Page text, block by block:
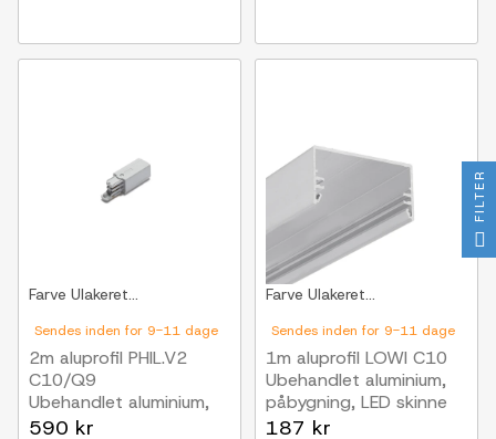
Sendes inden for 9-11 dage
Farve Ulakeret...
2m aluprofil PHIL.V2
C10/Q9
Ubehandlet aluminium,
påbygning, LED skinne
590 kr
Sendes inden for 9-11 dage
Farve Ulakeret...
1m aluprofil LOWI C10
Ubehandlet aluminium,
påbygning, LED skinne
187 kr
FILTER